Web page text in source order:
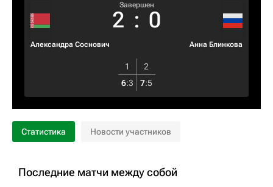
Александра Соснович
Завершен
2 : 0
Анна Блинкова
1
2
6:3 7:5
Статистика Новости участников
Последние матчи между собой